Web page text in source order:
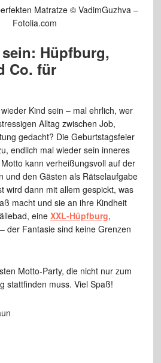
Matratze © VadimGuzhva –
Fotolia.com
Hüpfburg,
Co. für
Kind sein – mal ehrlich, wer
Alltag zwischen Job,
gedacht? Die Geburtstagsfeier
endlich mal wieder sein inneres
kann verheißungsvoll auf der
und den Gästen als Rätselaufgabe
wird dann mit allem gespickt, was
macht und sie an ihre Kindheit
eine XXL-Hüpfburg,
der Fantasie sind keine Grenzen
Motto-Party, die nicht nur zum
stattfinden muss. Viel Spaß!